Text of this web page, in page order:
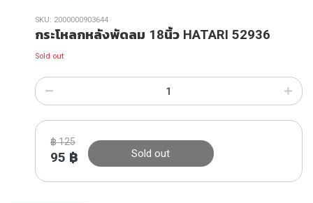
SKU: 2000000903644
กระโหลกหลังพัดลม 18นิ้ว HATARI 52936
Sold out
฿125
95 ฿ Sold out